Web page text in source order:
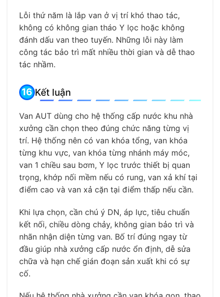
Lỗi thứ năm là lắp van ở vị trí khó thao tác,
không có không gian tháo Y lọc hoặc không
đánh dấu van theo tuyến. Những lỗi này làm
công tác bảo trì mất nhiều thời gian và dễ thao
tác nhầm.
Kết luận
Van AUT dùng cho hệ thống cấp nước khu nhà
xưởng cần chọn theo đúng chức năng từng vị
trí. Hệ thống nên có van khóa tổng, van khóa
từng khu vực, van khóa từng nhánh máy móc,
van 1 chiều sau bơm, Y lọc trước thiết bị quan
trọng, khớp nối mềm nếu có rung, van xả khí tại
điểm cao và van xả cặn tại điểm thấp nếu cần.
Khi lựa chọn, cần chú ý DN, áp lực, tiêu chuẩn
kết nối, chiều dòng chảy, không gian bảo trì và
nhãn nhận diện từng van. Bố trí đúng ngay từ
đầu giúp nhà xưởng cấp nước ổn định, dễ sửa
chữa và hạn chế gián đoạn sản xuất khi có sự
cố.